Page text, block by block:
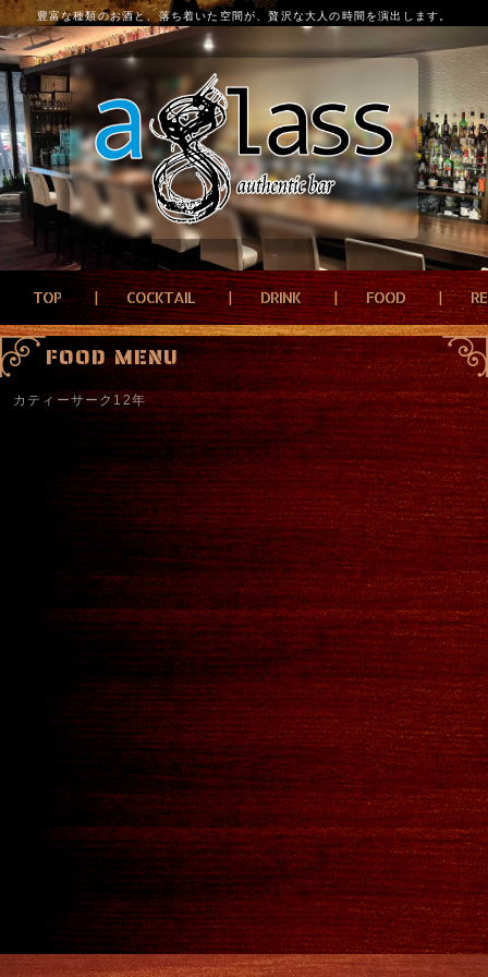
豊富な種類のお酒と、落ち着いた空間が、贅沢な大人の時間を演出します。
TOP COCKTAIL DRINK FOOD
FOOD MENU
カティーサーク12年